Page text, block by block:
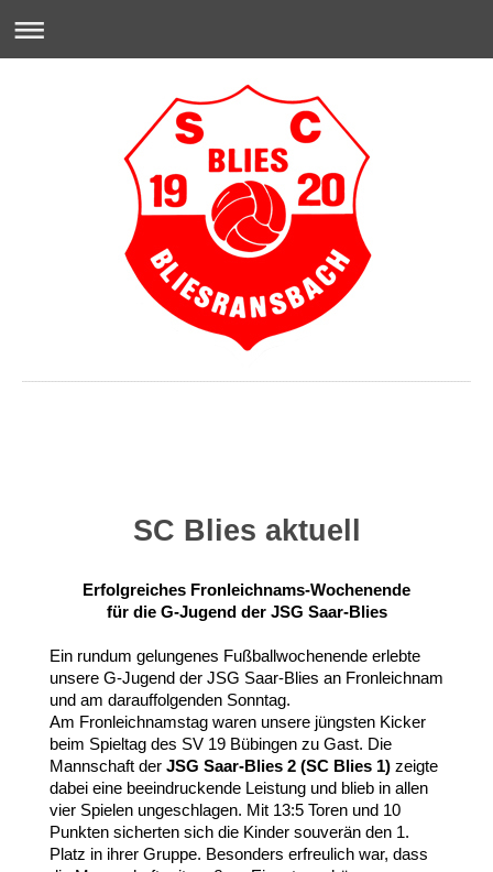
SC Blies aktuell
Erfolgreiches Fronleichnams-Wochenende
für die G-Jugend der JSG Saar-Blies
Ein rundum gelungenes Fußballwochenende erlebte
unsere G-Jugend der JSG Saar-Blies an Fronleichnam
und am darauffolgenden Sonntag.
Am Fronleichnamstag waren unsere jüngsten Kicker
beim Spieltag des SV 19 Bübingen zu Gast. Die
Mannschaft der JSG Saar-Blies 2 (SC Blies 1) zeigte
dabei eine beeindruckende Leistung und blieb in allen
vier Spielen ungeschlagen. Mit 13:5 Toren und 10
Punkten sicherten sich die Kinder souverän den 1.
Platz in ihrer Gruppe. Besonders erfreulich war, dass